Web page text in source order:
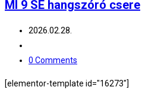
MI 9 SE hangszóró csere
2026.02.28.
0 Comments
[elementor-template id="16273"]